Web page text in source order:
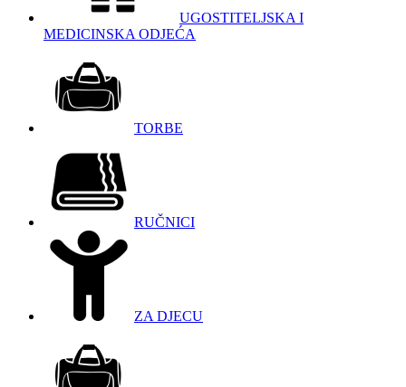
UGOSTITELJSKA I
MEDICINSKA ODJEĆA
TORBE
RUČNICI
ZA DJECU